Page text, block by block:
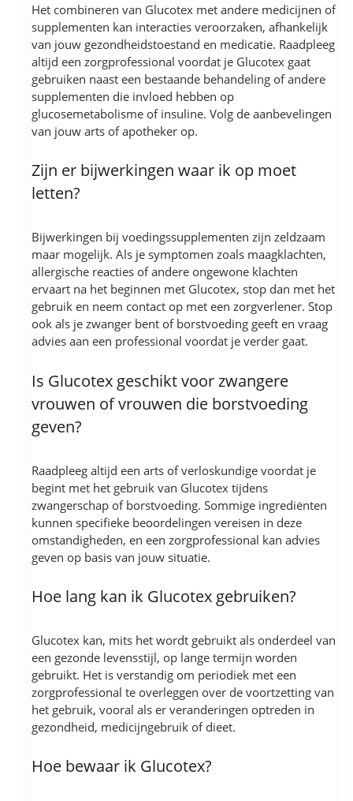
Het combineren van Glucotex met andere medicijnen of
supplementen kan interacties veroorzaken, afhankelijk
van jouw gezondheidstoestand en medicatie. Raadpleeg
altijd een zorgprofessional voordat je Glucotex gaat
gebruiken naast een bestaande behandeling of andere
supplementen die invloed hebben op
glucosemetabolisme of insuline. Volg de aanbevelingen
van jouw arts of apotheker op.
Zijn er bijwerkingen waar ik op moet
letten?
Bijwerkingen bij voedingssupplementen zijn zeldzaam
maar mogelijk. Als je symptomen zoals maagklachten,
allergische reacties of andere ongewone klachten
ervaart na het beginnen met Glucotex, stop dan met het
gebruik en neem contact op met een zorgverlener. Stop
ook als je zwanger bent of borstvoeding geeft en vraag
advies aan een professional voordat je verder gaat.
Is Glucotex geschikt voor zwangere
vrouwen of vrouwen die borstvoeding
geven?
Raadpleeg altijd een arts of verloskundige voordat je
begint met het gebruik van Glucotex tijdens
zwangerschap of borstvoeding. Sommige ingrediënten
kunnen specifieke beoordelingen vereisen in deze
omstandigheden, en een zorgprofessional kan advies
geven op basis van jouw situatie.
Hoe lang kan ik Glucotex gebruiken?
Glucotex kan, mits het wordt gebruikt als onderdeel van
een gezonde levensstijl, op lange termijn worden
gebruikt. Het is verstandig om periodiek met een
zorgprofessional te overleggen over de voortzetting van
het gebruik, vooral als er veranderingen optreden in
gezondheid, medicijngebruik of dieet.
Hoe bewaar ik Glucotex?